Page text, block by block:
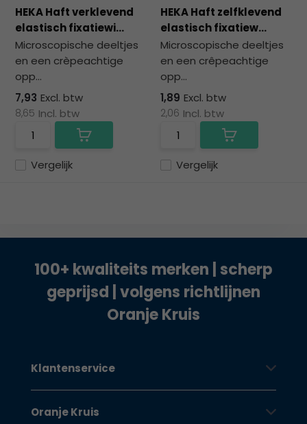
HEKA Haft verklevend
elastisch fixatiewi...
Microscopische deeltjes
en een crèpeachtige
opp...
Vergelijk
7,93 Excl. btw
8,65 Incl. btw
HEKA Haft zelfklevend
elastisch fixatiew...
Microscopische deeltjes
en een crêpeachtige
opp...
Vergelijk
1,89 Excl. btw
2,06 Incl. btw
100+ kwaliteits merken | scherp
geprijsd | volgens richtlijnen
Oranje Kruis
Klantenservice
Oranje Kruis